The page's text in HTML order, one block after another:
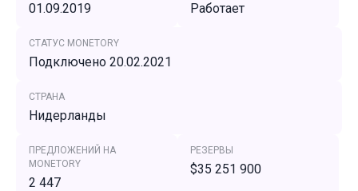
01.09.2019 Работает
СТАТУС MONETORY
Подключено 20.02.2021
СТРАНА
Нидерланды
ПРЕДЛОЖЕНИЙ НА
MONETORY
2 447
РЕЗЕРВЫ
$35 251 900